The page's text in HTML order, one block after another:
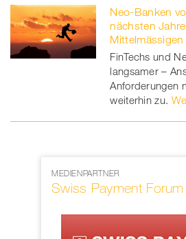
Neo-Banken
nächsten
FinTechs und
langsamer –
Anforderungen
weiterhin zu.
MEDIENPARTNER
Swiss Payment Forum